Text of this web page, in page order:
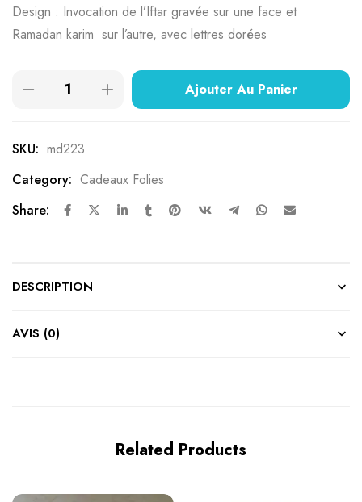
Design : Invocation de l’Iftar gravée sur une face et
Ramadan karim sur l’autre, avec lettres dorées
Ajouter Au Panier
SKU: md223
Category: Cadeaux Folies
Share:
DESCRIPTION
AVIS (0)
Related Products